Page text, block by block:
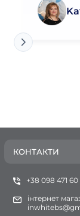
КОНТАКТИ
+38 098 471
інтернет